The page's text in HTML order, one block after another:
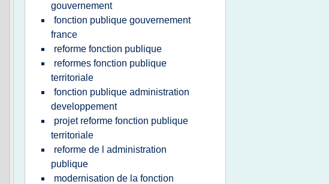
gouvernement
fonction publique gouvernement
france
reforme fonction publique
reformes fonction publique
territoriale
fonction publique administration
developpement
projet reforme fonction publique
territoriale
reforme de l administration
publique
modernisation de la fonction